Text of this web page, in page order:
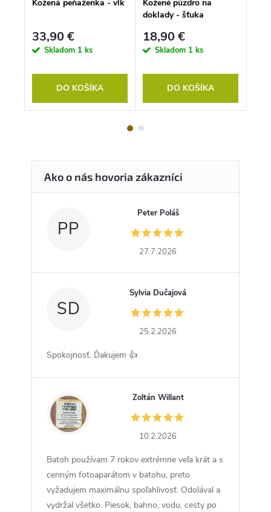
Kožená peňaženka - vlk
33,90 €
Skladom 1 ks
DO KOŠÍKA
Kožené púzdro na
doklady - šťuka
18,90 €
Skladom 1 ks
DO KOŠÍKA
PP
Peter Poláš
27.7.2026
SD
Sylvia Dučajová
25.2.2026
Spokojnosť. Ďakujem 👍
ZW
Zoltán Willant
10.2.2026
Batoh používam 7 rokov extrémne veľa krát a s
cenným fotoaparátom v batohu, preto
vyžadujem maximálnu spoľahlivosť. Odolával a
vydržal všetko. Piesok, bahno, vodu, cesty po